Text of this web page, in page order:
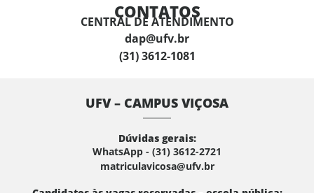
CONTATOS
CENTRAL DE ATENDIMENTO
dap@ufv.br
(31) 3612-1081
UFV – CAMPUS VIÇOSA
Dúvidas gerais:
WhatsApp - (31) 3612-2721
matriculavicosa@ufv.br